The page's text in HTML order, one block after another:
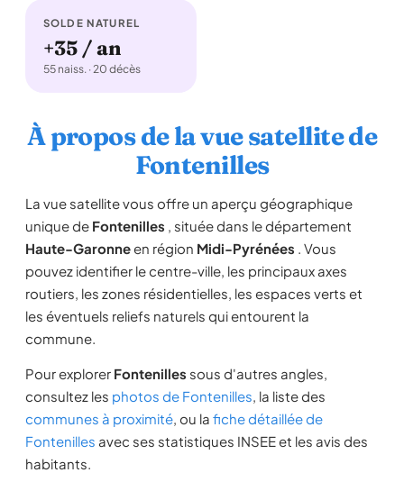
SOLDE NATUREL
+35 / an
55 naiss. · 20 décès
À propos de la vue satellite de
Fontenilles
La vue satellite vous offre un aperçu géographique
unique de Fontenilles , située dans le département
Haute-Garonneen région Midi-Pyrénées . Vous
pouvez identifier le centre-ville, les principaux axes
routiers, les zones résidentielles, les espaces verts et
les éventuels reliefs naturels qui entourent la
commune.
Pour explorer Fontenilles sous d'autres angles,
consultez les photos de Fontenilles, la liste des
communes à proximité, ou la fiche détaillée de
Fontenilles avec ses statistiques INSEE et les avis des
habitants.